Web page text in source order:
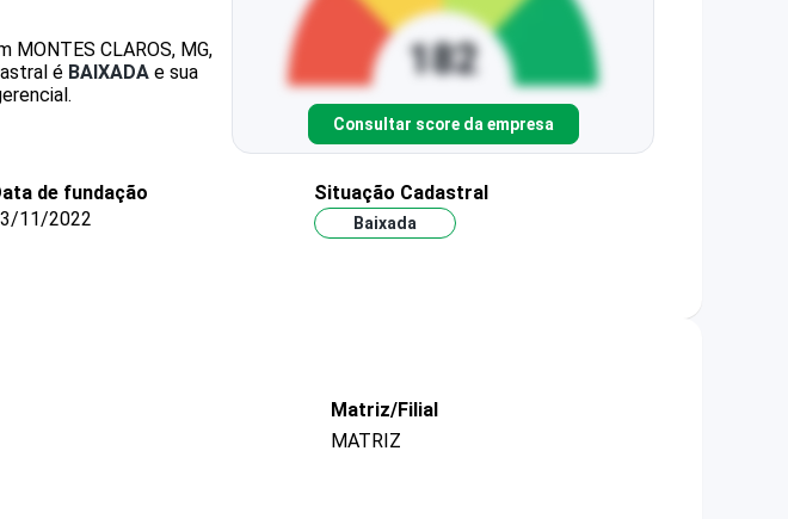
MONTES CLAROS, MG,
é BAIXADA e sua
Consultar score da empresa
de fundação
11/2022
Situação Cadastral
Baixada
Matriz/Filial
MATRIZ